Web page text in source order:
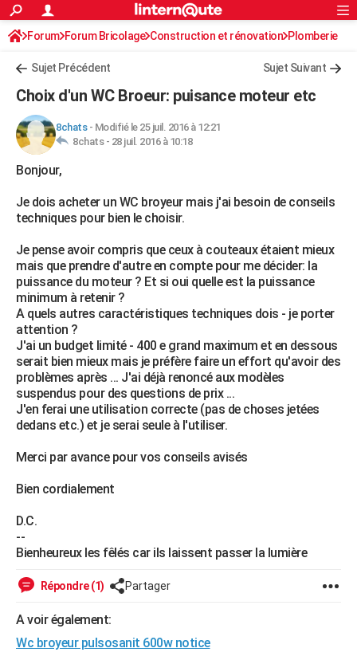
ACTUALITÉS
Politique
Société
Faits Divers
Education
Monde
Villes
+
FINANCE
Retraite
Impôts
Epargne
Immobilier
Risques naturels par ville
Banque
Assurance
Crédit
AUTO
Essais
Réserver un essai
Citadines
Berlines
SUV
Forum auto
+HIGH-TECH
Mobiles
Meilleur smartphone
Internet
Ordinateurs
Jeux vidéo
Guide high-tech
+BRICOLAGE
Forum
Aménagement intérieur
Extérieur
Cuisine
Salle de bains
Jardinage
Rangement
WEEK-END
Guides de France
Escapades
Patrimoine
Expositions
Musées
Week-end nature
LIFESTYLE
Art de vivre
Bien-être
Loisirs
ModeModes de vie
SANTE
Alimentation
Guide de la santé
Maladies
Médicaments
Sommeil
VOYAGE
Destinations
City break
Voyage nature
Voyage de noces
Forum
Climat
+PHOTO
GUIDES D'ACHAT
Dictionnaire
Biographies
Citations
Expressions
Proverbes
PROGRAMME TV
Rechercher
S'inscrire
Connexion
Forum Forum Bricolage Construction et rénovation Plomberie
Sujet Précédent Sujet Suivant
Choix d'un WC Broeur: puisance moteur etc
8chats- Modifié le 25 juil. 2016 à 12:21
8chats - 28 juil. 2016 à 10:18
Bonjour,
Je dois acheter un WC broyeur mais j'ai besoin de conseils
techniques pour bien le choisir.
Je pense avoir compris que ceux à couteaux étaient mieux
mais que prendre d'autre en compte pour me décider: la
puissance du moteur ? Et si oui quelle est la puissance
minimum à retenir ?
A quels autres caractéristiques techniques dois - je porter
attention ?
J'ai un budget limité - 400 e grand maximum et en dessous
serait bien mieux mais je préfère faire un effort qu'avoir des
problèmes après ... J'ai déjà renoncé aux modèles
suspendus pour des questions de prix ...
J'en ferai une utilisation correcte (pas de choses jetées
dedans etc.) et je serai seule à l'utiliser.
Merci par avance pour vos conseils avisés
Bien cordialement
D.C.
--
Bienheureux les fêlés car ils laissent passer la lumière
Répondre (1) Partager
A voir également:
Wc broyeur pulsosanit 600w notice